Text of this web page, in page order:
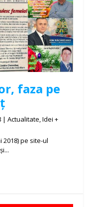
faza pe
|Actualitate,Idei +
pe site-ul